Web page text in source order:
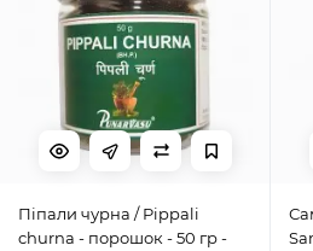
Піпали чурна / Pippali
churna - порошок - 50 гр -